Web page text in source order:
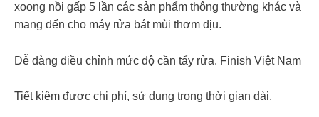
xoong nồi gấp 5 lần các sản phẩm thông thường khác và
mang đến cho máy rửa bát mùi thơm dịu.
Dễ dàng điều chỉnh mức độ cần tẩy rửa. Finish Việt Nam
Tiết kiệm được chi phí, sử dụng trong thời gian dài.